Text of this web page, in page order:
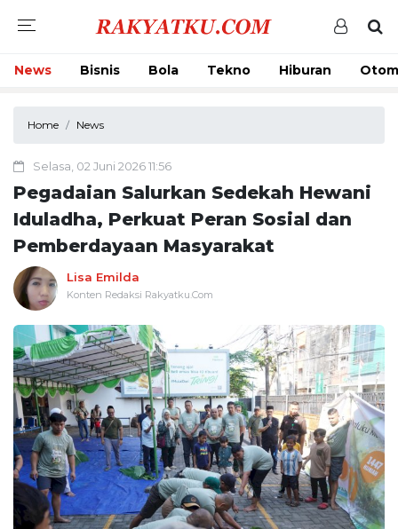
News Bisnis Bola Tekno Hiburan
Home News
Selasa, 02 Juni 2026 11:56
Pegadaian Salurkan Sedekah Hewani
Iduladha, Perkuat Peran Sosial dan
Pemberdayaan Masyarakat
Lisa Emilda
Konten Redaksi Rakyatku.Com